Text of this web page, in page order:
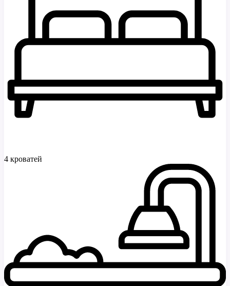
4 кроватей